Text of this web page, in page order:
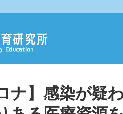
ナ】感染が疑